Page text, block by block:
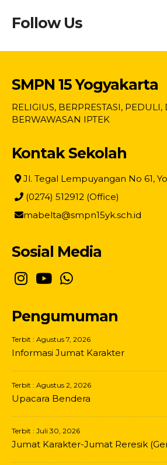
Follow Us
SMPN 15 Yogyakarta
RELIGIUS, BERPRESTASI, PEDULI,
BERWAWASAN IPTEK
Kontak Sekolah
Jl. Tegal Lempuyangan No 61,
(0274) 512912 (Office)
mabelta@smpn15yk.sch.id
Sosial Media
Pengumuman
Terbit : Agustus 7, 2026
Informasi Jumat Karakter
Terbit : Agustus 2, 2026
Upacara Bendera
Terbit : Juli 30, 2026
Jumat Karakter-Jumat Reresik